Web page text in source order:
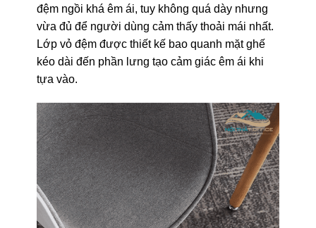
đệm ngồi khá êm ái, tuy không quá dày nhưng
vừa đủ để người dùng cảm thấy thoải mái nhất.
Lớp vỏ đệm được thiết kế bao quanh mặt ghế
kéo dài đến phần lưng tạo cảm giác êm ái khi
tựa vào.